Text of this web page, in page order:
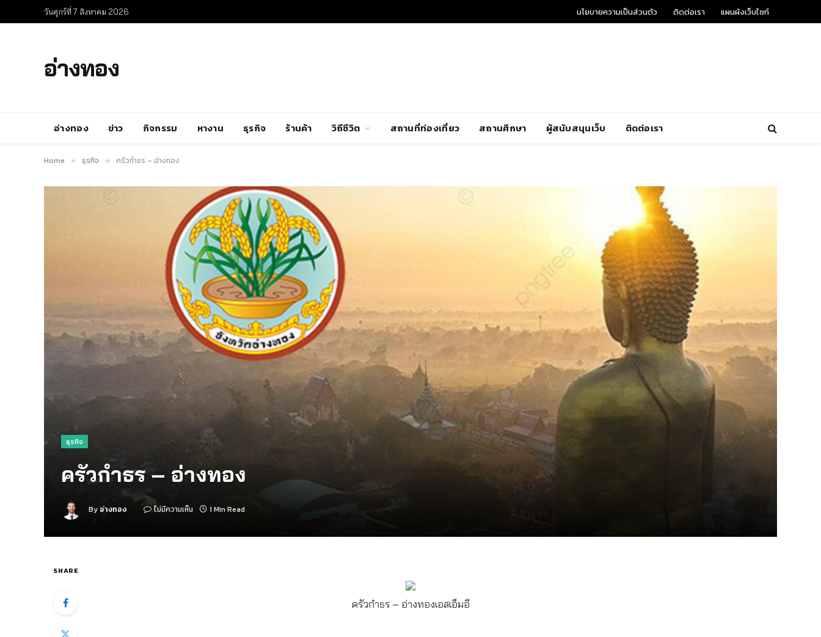
วันศุกร์ที่ 7 สิงหาคม 2026 นโยบายความเป็นส่วนตัว ติดต่อเรา แผนผังเว็บไซท์
อ่างทอง
อ่างทอง ข่าว กิจกรรม หางาน ธุรกิจ ร้านค้า วิถีชีวิต สถานที่ท่องเที่ยว สถานศึกษา ผู้สนับสนุนเว็บ ติดต่อเรา
Home » ธุรกิจ » ครัวกำธร – อ่างทอง
ธุรกิจ
ครัวกำธร – อ่างทอง
By อ่างทอง ไม่มีความเห็น 1 Min Read
SHARE
ครัวกำธร – อ่างทองเอสเอ็มอี